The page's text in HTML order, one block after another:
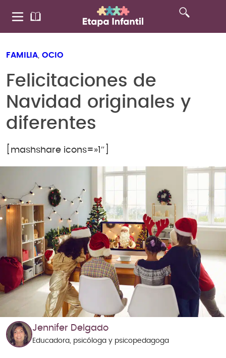
FAMILIA OCIO
Felicitaciones de
Navidad originales y
diferentes
[mashshare icons=»1″]
Jennifer Delgado
Educadora, psicóloga y psicopedagoga